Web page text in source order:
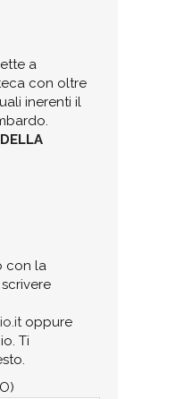
a
con oltre
inerenti il
con la
oppure
Ti